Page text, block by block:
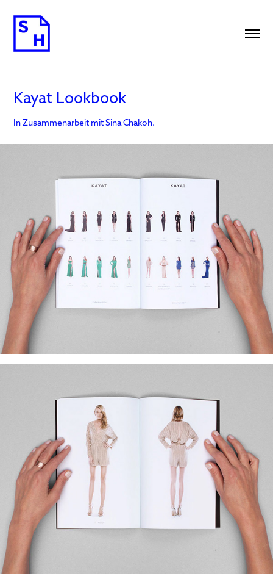
Kayat Lookbook
In Zusammenarbeit mit Sina Chakoh.